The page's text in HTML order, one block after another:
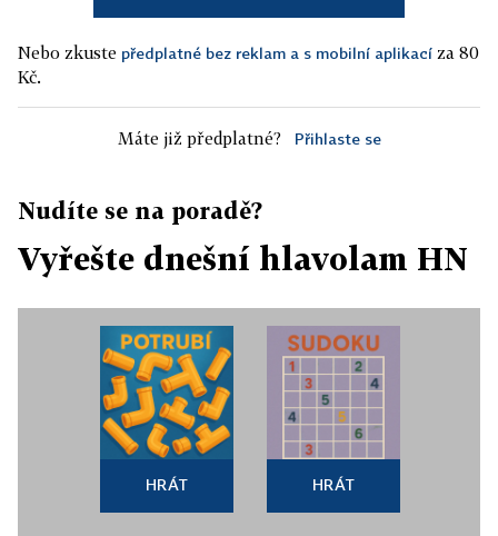
Nebo zkuste předplatné bez reklam a s mobilní aplikací za 80
Kč.
Máte již předplatné? Přihlaste se
Nudíte se na poradě?
Vyřešte dnešní hlavolam HN
HRÁT HRÁT